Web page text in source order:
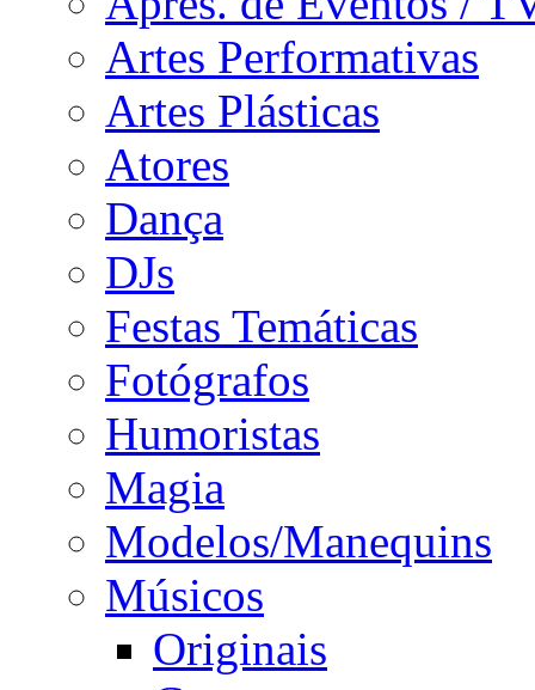
Artes Performativas
Artes Plásticas
Atores
Dança
DJs
Festas Temáticas
Fotógrafos
Humoristas
Magia
Modelos/Manequins
Músicos
Originais